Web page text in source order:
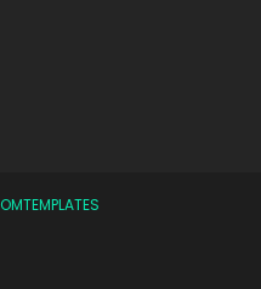
OMTEMPLATES